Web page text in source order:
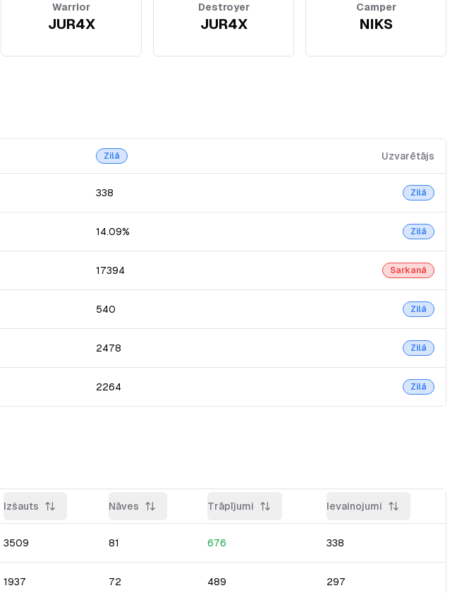
Warrior
JUR4X
Destroyer
JUR4X
Camper
NIKS
Zilā Uzvarētājs
338 Zilā
14.09% Zilā
17394 Sarkanā
540 Zilā
2478 Zilā
2264 Zilā
Izšauts Nāves Trāpījumi Ievainojumi
3509 81 676 338
1937 72 489 297